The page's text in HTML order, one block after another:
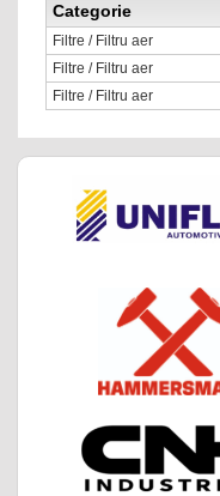
Categorie
Filtre / Filtru aer
Filtre / Filtru aer
Filtre / Filtru aer